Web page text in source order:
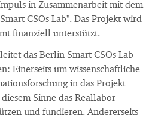
in Zusammenarbeit mit dem
CSOs Lab". Das Projekt wird
finanziell unterstützt.
das Berlin Smart CSOs Lab
Einerseits um wissenschaftliche
in das Projekt
Sinne das Reallabor
und fundieren. Andererseits